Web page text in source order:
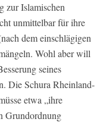
zur Islamischen
unmittelbar für ihre
dem einschlägigen
Wohl aber will
seines
Die Schura Rheinland-
etwa „ihre
Grundordnung